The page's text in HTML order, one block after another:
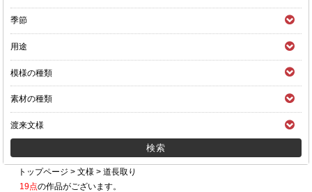
季節
用途
模様の種類
素材の種類
渡来文様
トップページ >文様 >道長取り
19点の作品がございます。